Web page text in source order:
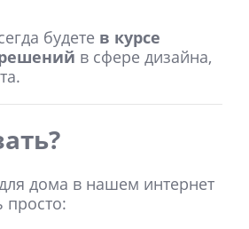
будете в курсе
в сфере дизайна,
дома в нашем интернет
просто: